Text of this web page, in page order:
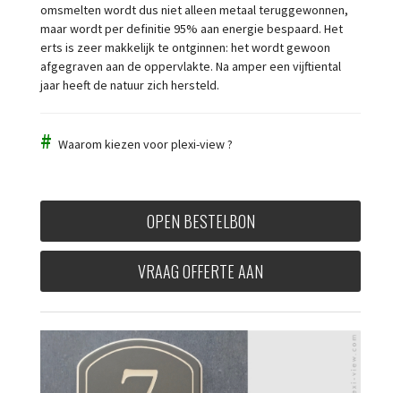
omsmelten wordt dus niet alleen metaal teruggewonnen,
maar wordt per definitie 95% aan energie bespaard. Het
erts is zeer makkelijk te ontginnen: het wordt gewoon
afgegraven aan de oppervlakte. Na amper een vijftiental
jaar heeft de natuur zich hersteld.
# Waarom kiezen voor plexi-view ?
OPEN BESTELBON
VRAAG OFFERTE AAN